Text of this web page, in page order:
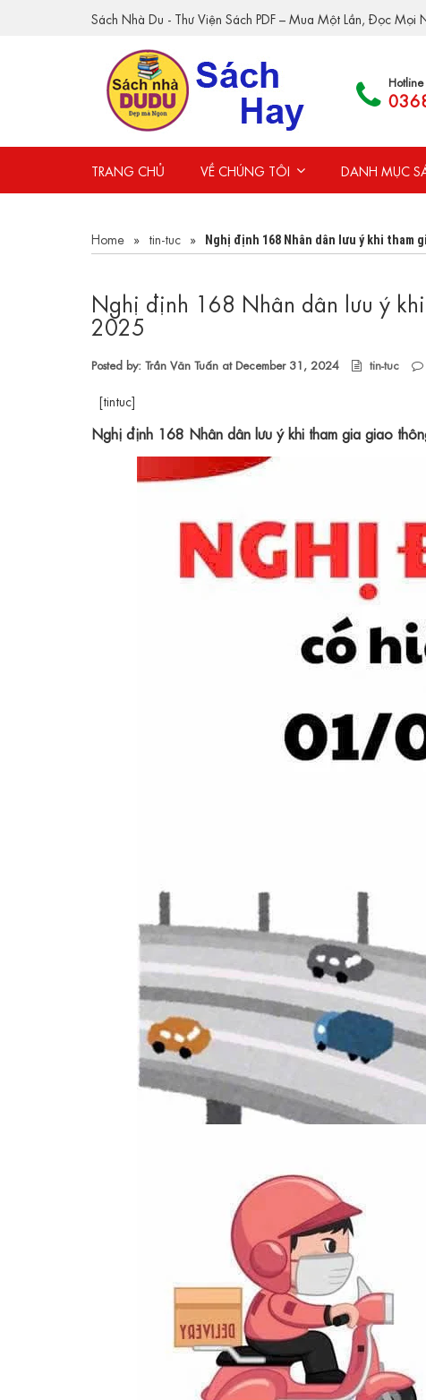
Sách Nhà Du - Thư Viện Sách PDF – Mua Một Lần, Đọc Mọi
Hotline
TRANG CHỦ VỀ CHÚNG TÔI DANH MỤC
Home » tin-tuc » Nghị định 168 Nhân dân lưu ý khi tham
Nghị định 168 Nhân dân lưu ý
2025
Posted by: Trần Văn Tuấn at December 31, 2024 tin-tuc
[tintuc]
Nghị định 168 Nhân dân lưu ý khi tham gia giao